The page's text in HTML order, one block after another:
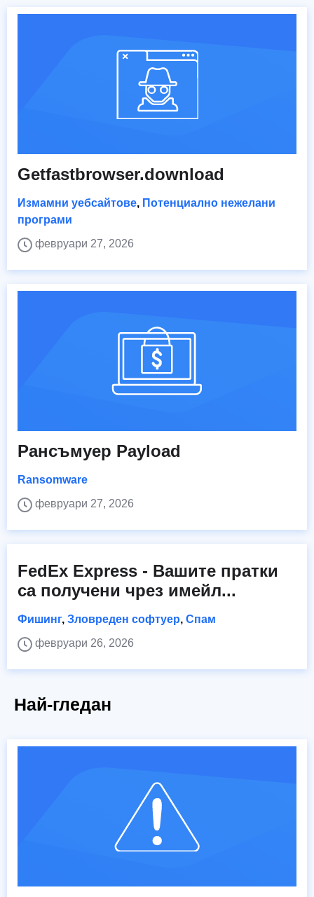
Getfastbrowser.download
Измамни уебсайтове, Потенциално нежелани
програми
февруари 27, 2026
Рансъмуер Payload
Ransomware
февруари 27, 2026
FedEx Express - Вашите пратки
са получени чрез имейл...
Фишинг, Зловреден софтуер, Спам
февруари 26, 2026
Най-гледан